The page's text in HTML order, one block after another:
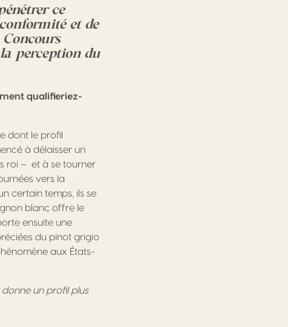
ce
et de
perception du
qualifieriez-
dont le profil
à délaisser un
roi – et à se tourner
vers la
certain temps, ils se
blanc offre le
ensuite une
du pinot grigio
aux États-
un profil plus